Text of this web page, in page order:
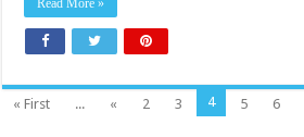
« First ... « 2 3 4 5 6